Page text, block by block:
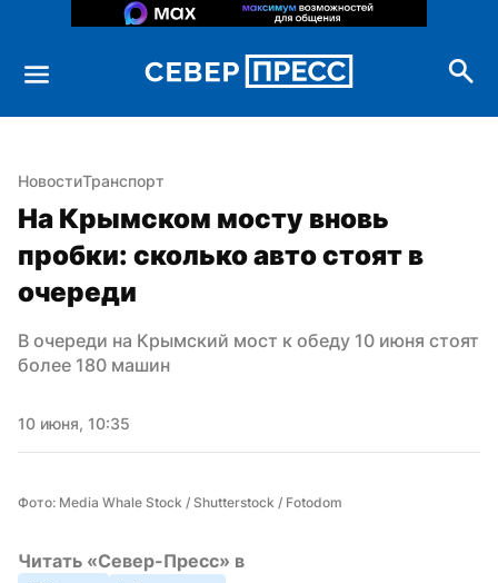
НовостиТранспорт
На Крымском мосту вновь
пробки: сколько авто стоят в
очереди
В очереди на Крымский мост к обеду 10 июня стоят
более 180 машин
10 июня, 10:35
Фото: Media Whale Stock / Shutterstock / Fotodom
Читать «Север-Пресс» в